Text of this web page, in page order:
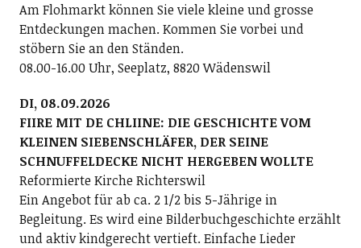
Am Flohmarkt können Sie viele kleine und grosse
Entdeckungen machen. Kommen Sie vorbei und
stöbern Sie an den Ständen.
08.00-16.00 Uhr, Seeplatz, 8820 Wädenswil
DI, 08.09.2026
FIIRE MIT DE CHLIINE: DIE GESCHICHTE VOM
KLEINEN SIEBENSCHLÄFER, DER SEINE
SCHNUFFELDECKE NICHT HERGEBEN WOLLTE
Reformierte Kirche Richterswil
Ein Angebot für ab ca. 2 1/2 bis 5-Jährige in
Begleitung. Es wird eine Bilderbuchgeschichte erzählt
und aktiv kindgerecht vertieft. Einfache Lieder